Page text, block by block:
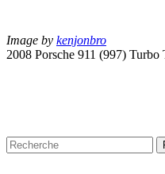
Image by kenjonbro
2008 Porsche 911 (997)